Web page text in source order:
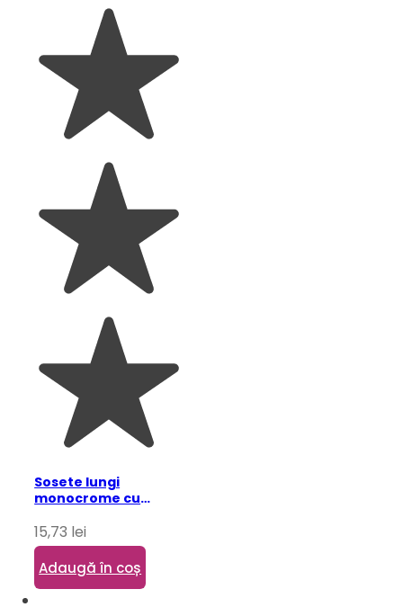
Sosete lungi
monocrome cu
alb 6-7 ani
15,73 lei
Adaugă în coș